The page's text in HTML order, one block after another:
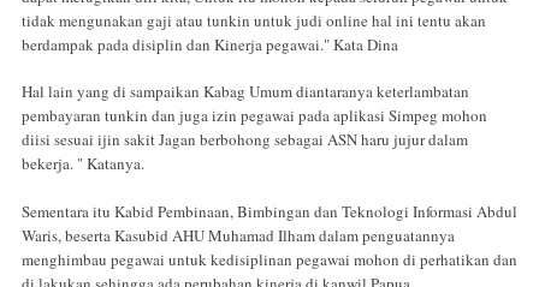
tidak mengunakan gaji atau tunkin untuk judi online hal ini tentu akan
berdampak pada disiplin dan Kinerja pegawai." Kata Dina
Hal lain yang di sampaikan Kabag Umum diantaranya keterlambatan
pembayaran tunkin dan juga izin pegawai pada aplikasi Simpeg mohon
diisi sesuai ijin sakit Jagan berbohong sebagai ASN haru jujur dalam
bekerja. " Katanya.
Sementara itu Kabid Pembinaan, Bimbingan dan Teknologi Informasi Abdul
Waris, beserta Kasubid AHU Muhamad Ilham dalam penguatannya
menghimbau pegawai untuk kedisiplinan pegawai mohon di perhatikan dan